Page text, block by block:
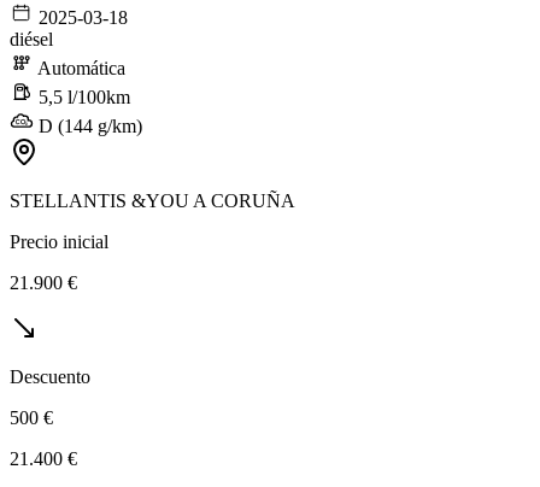
2025-03-18
diésel
Automática
5,5 l/100km
D (144 g/km)
STELLANTIS &YOU A CORUÑA
Precio inicial
21.900 €
Descuento
500 €
21.400 €